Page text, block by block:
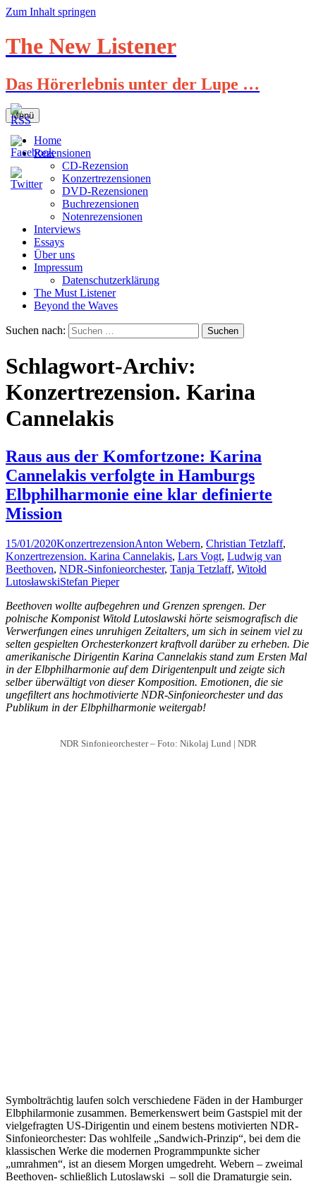
Zum Inhalt springen
The New Listener
Das Hörerlebnis unter der Lupe …
Menü
Home
Rezensionen
CD-Rezension
Konzertrezensionen
DVD-Rezensionen
Buchrezensionen
Notenrezensionen
Interviews
Essays
Über uns
Impressum
Datenschutzerklärung
The Must Listener
Beyond the Waves
Suchen nach:
Schlagwort-Archiv:
Konzertrezension. Karina
Cannelakis
Raus aus der Komfortzone: Karina
Cannelakis verfolgte in Hamburgs
Elbphilharmonie eine klar definierte
Mission
15/01/2020KonzertrezensionAnton Webern, Christian Tetzlaff,
Konzertrezension. Karina Cannelakis, Lars Vogt, Ludwig van
Beethoven, NDR-Sinfonieorchester, Tanja Tetzlaff, Witołd
LutosławskiStefan Pieper
Beethoven wollte aufbegehren und Grenzen sprengen. Der
polnische Komponist Witold Lutoslawski hörte seismografisch die
Verwerfungen eines unruhigen Zeitalters, um sich in seinem viel zu
selten gespielten Orchesterkonzert kraftvoll darüber zu erheben. Die
amerikanische Dirigentin Karina Cannelakis stand zum Ersten Mal
in der Elbphilharmonie auf dem Dirigentenpult und zeigte sich
selber überwältigt von dieser Komposition. Emotionen, die sie
ungefiltert ans hochmotivierte NDR-Sinfonieorchester und das
Publikum in der Elbphilharmonie weitergab!
NDR Sinfonieorchester – Foto: Nikolaj Lund | NDR
Symbolträchtig laufen solch verschiedene Fäden in der Hamburger
Elbphilarmonie zusammen. Bemerkenswert beim Gastspiel mit der
vielgefragten US-Dirigentin und einem bestens motivierten NDR-
Sinfonieorchester: Das wohlfeile „Sandwich-Prinzip“, bei dem die
klassischen Werke die modernen Programmpunkte sicher
„umrahmen“, ist an diesem Morgen umgedreht. Webern – zweimal
Beethoven- schließlich Lutoslawski – soll die Dramaturgie sein.